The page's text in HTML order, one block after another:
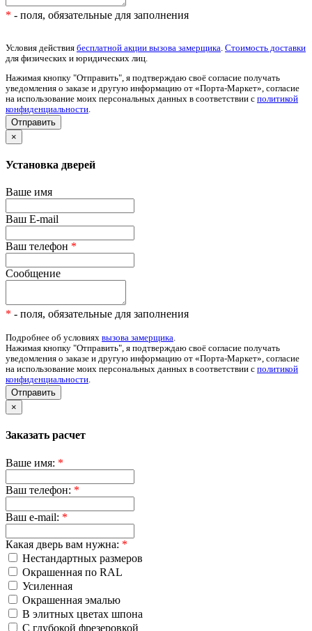
* - поля, обязательные для заполнения
Условия действия бесплатной акции вызова замерщика Стоимость доставки
для физических и юридических лиц.
Нажимая кнопку "Отправить", я подтверждаю своё согласие получать
уведомления о заказе и другую информацию от «Порта-Маркет», согласие
на использование моих персональных данных в соответствии с политикой
конфиденциальности
×
Установка дверей
Ваше имя
Ваш E-mail
Ваш телефон *
Сообщение
* - поля, обязательные для заполнения
Подробнее об условиях вызова замерщика.
Нажимая кнопку "Отправить", я подтверждаю своё согласие получать
уведомления о заказе и другую информацию от «Порта-Маркет», согласие
на использование моих персональных данных в соответствии с политикой
конфиденциальности.
Отправить
×
Заказать расчет
Ваше имя: *
Ваш телефон: *
Ваш e-mail: *
Какая дверь вам нужна: *
Нестандартных размеров
Окрашенная по RAL
Усиленная
Окрашенная эмалью
В элитных цветах шпона
С глубокой фрезеровкой